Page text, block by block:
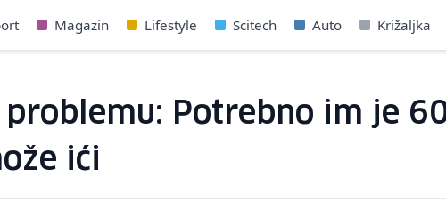
Magazin Lifestyle Scitech Auto Križaljka
problemu: Potrebno im je
ići